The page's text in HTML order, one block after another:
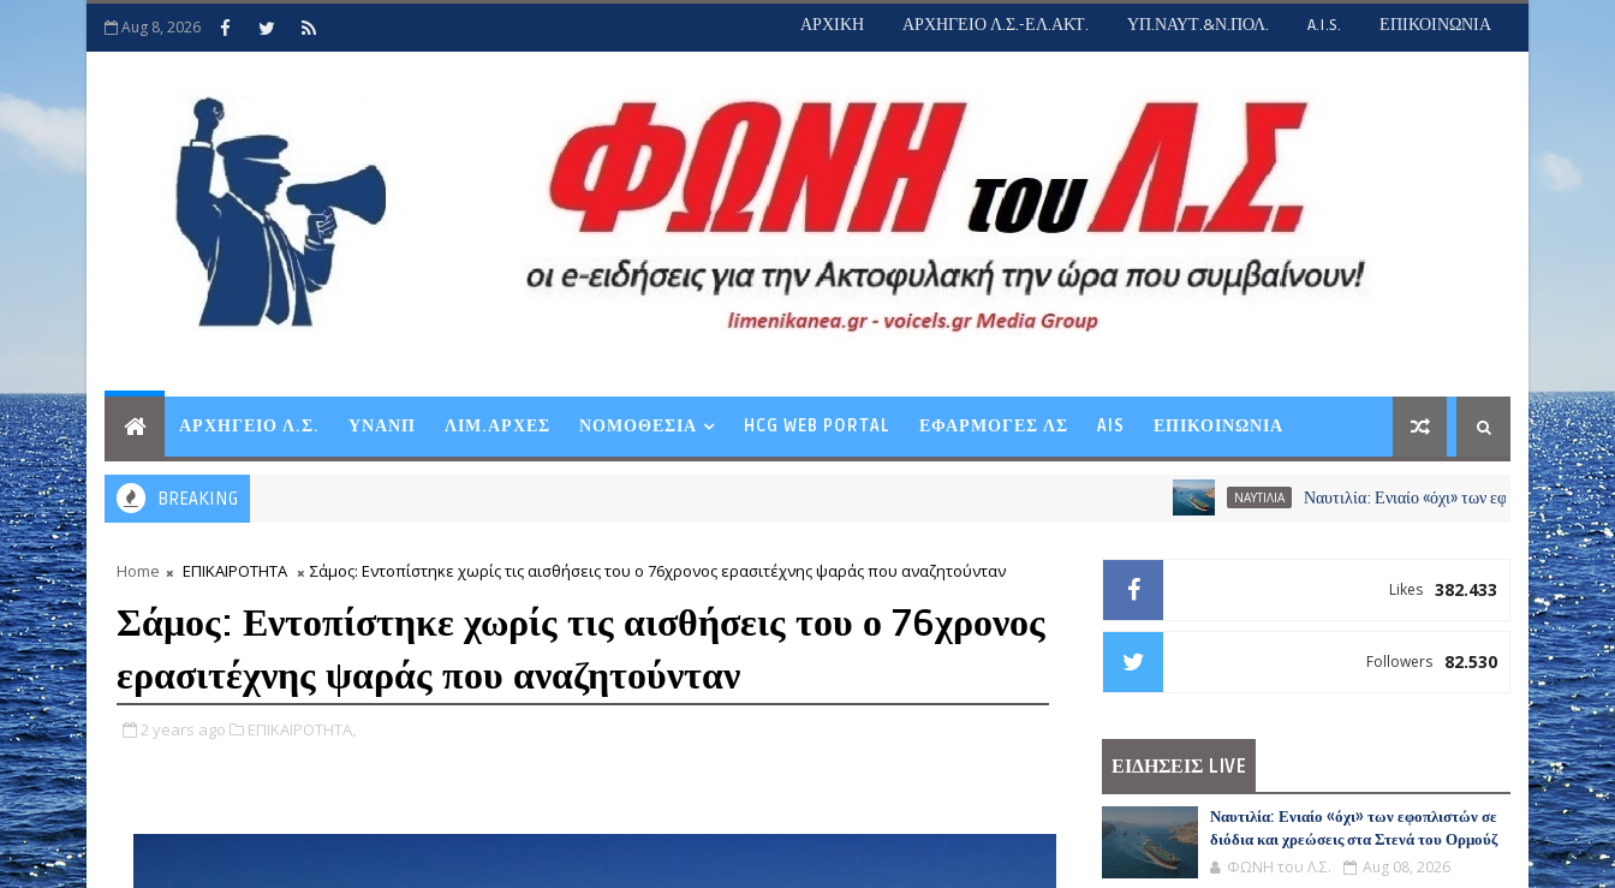
Aug 8, 2026 ΑΡΧΙΚΗ ΑΡΧΗΓΕΙΟ Λ.Σ.-ΕΛ.ΑΚΤ. ΥΠ.ΝΑΥΤ.&Ν.ΠΟΛ. A.I.S. ΕΠΙΚΟΙΝΩΝΙΑ
ΑΡΧΗΓΕΙΟ Λ.Σ. ΥΝΑΝΠ ΛΙΜ.ΑΡΧΕΣ ΝΟΜΟΘΕΣΙΑ HCG WEB PORTAL ΕΦΑΡΜΟΓΕΣ ΛΣ AIS ΕΠΙΚΟΙΝΩΝΙΑ
BREAKING ΝΑΥΤΙΛΙΑ Ναυτιλία: Ενιαίο «όχι» των εφοπλιστών σε διόδια και
Home ΕΠΙΚΑΙΡΟΤΗΤΑ Σάμος: Εντοπίστηκε χωρίς τις αισθήσεις του ο 76χρονος ερασιτέχνης ψαράς που αναζητούνταν
Σάμος: Εντοπίστηκε χωρίς τις αισθήσεις του ο 76χρονος
ερασιτέχνης ψαράς που αναζητούνταν
2 years ago ΕΠΙΚΑΙΡΟΤΗΤΑ,
382.433
Likes
82.530
Followers
ΕΙΔΗΣΕΙΣ LIVE
Ναυτιλία: Ενιαίο «όχι» των εφοπλιστών σε
διόδια και χρεώσεις στα Στενά του Ορμούζ
ΦΩΝΗ του Λ.Σ. Aug 08, 2026